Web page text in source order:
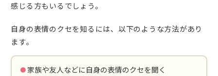
感じる方もいるでしょう。
自身の表情のクセを知るには、以下のような方法があり
ます。
・家族や友人などに自身の表情のクセを聞く